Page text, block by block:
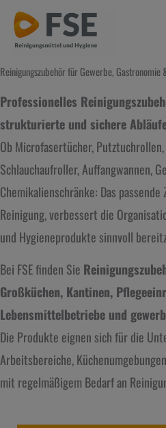
Inhalt
springen
Reinigungszubehör für Gewerbe, Gastronomie
Professionelles
strukturierte und sichere
Ob Microfasertücher,
Schlauchaufroller, Auffangwannen,
Chemikalienschränke: Das
Reinigung, verbessert die
und Hygieneprodukte sinnvoll
Bei FSE finden Sie
Großküchen, Kantinen,
Lebensmittelbetriebe und
Die Produkte eignen sich für die
Arbeitsbereiche,
mit regelmäßigem Bedarf an